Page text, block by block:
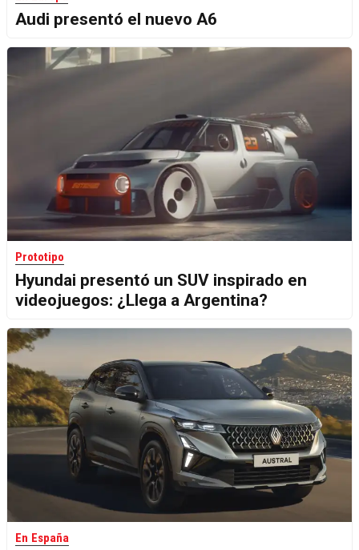
Audi presentó el nuevo A6
Prototipo
Hyundai presentó un SUV inspirado en
videojuegos: ¿Llega a Argentina?
En España